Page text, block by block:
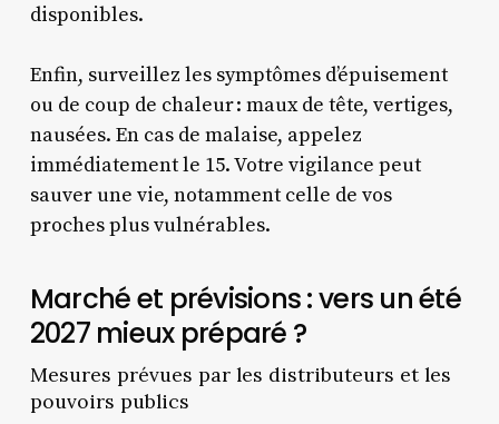
disponibles.
Enfin, surveillez les symptômes d’épuisement
ou de coup de chaleur : maux de tête, vertiges,
nausées. En cas de malaise, appelez
immédiatement le 15. Votre vigilance peut
sauver une vie, notamment celle de vos
proches plus vulnérables.
Marché et prévisions : vers un été
2027 mieux préparé ?
Mesures prévues par les distributeurs et les
pouvoirs publics